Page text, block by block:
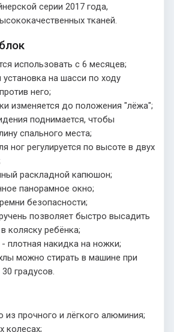
серии 2017 года,
тканей.
использовать с 6 месяцев;
установка на шасси по ходу
него;
изменяется до положения "лёжа";
поднимается, чтобы
спального места;
ног регулируется по высоте в двух
раскладной капюшон;
панорамное окно;
безопасности;
позволяет быстро высадить
коляску ребёнка;
плотная накидка на ножки;
можно стирать в машине при
градусов.
из прочного и лёгкого алюминия;
колесах;